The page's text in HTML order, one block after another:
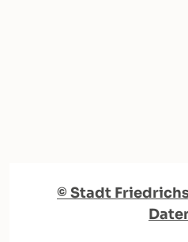
© Stadt